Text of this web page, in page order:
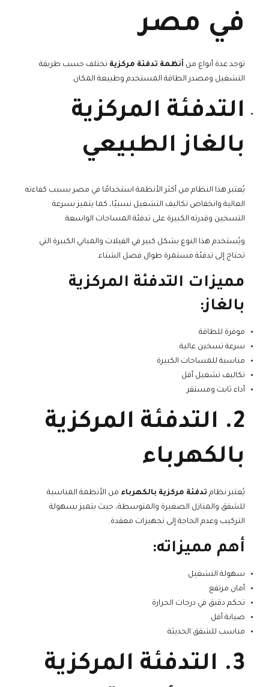
في مصر
توجد عدة أنواع من أنظمة تدفئة مركزية تختلف حسب طريقة
التشغيل ومصدر الطاقة المستخدم وطبيعة المكان.
التدفئة المركزية
بالغاز الطبيعي
يُعتبر هذا النظام من أكثر الأنظمة استخدامًا في مصر بسبب كفاءته
العالية وانخفاض تكاليف التشغيل نسبيًا، كما يتميز بسرعة
التسخين وقدرته الكبيرة على تدفئة المساحات الواسعة.
ويُستخدم هذا النوع بشكل كبير في الفيلات والمباني الكبيرة التي
تحتاج إلى تدفئة مستمرة طوال فصل الشتاء.
مميزات التدفئة المركزية
بالغاز:
موفرة للطاقة
سرعة تسخين عالية
مناسبة للمساحات الكبيرة
تكاليف تشغيل أقل
أداء ثابت ومستقر
2. التدفئة المركزية
بالكهرباء
يُعتبر نظام تدفئة مركزية بالكهرباء من الأنظمة المناسبة
للشقق والمنازل الصغيرة والمتوسطة، حيث يتميز بسهولة
التركيب وعدم الحاجة إلى تجهيزات معقدة.
أهم مميزاته:
سهولة التشغيل
أمان مرتفع
تحكم دقيق في درجات الحرارة
صيانة أقل
مناسب للشقق الحديثة
3. التدفئة المركزية